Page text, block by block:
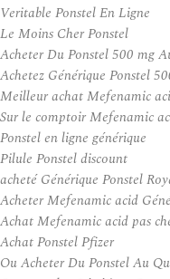
Veritable Ponstel En Ligne
Le Moins Cher Ponstel
Acheter Du Ponstel 500 mg
Achetez Générique Ponstel
Meilleur achat Mefenamic
Sur le comptoir Mefenamic
Ponstel en ligne générique
Pilule Ponstel discount
acheté Générique Ponstel
Acheter Mefenamic acid
Achat Mefenamic acid pas
Achat Ponstel Pfizer
Ou Acheter Du Ponstel Au